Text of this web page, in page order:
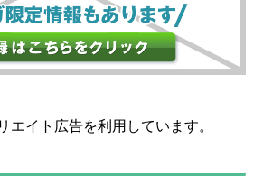
エイト広告を利用しています。